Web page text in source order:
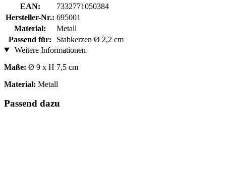
EAN:
7332771050384
Hersteller-Nr.: 695001
Material:
Metall
Passend für:
Stabkerzen Ø 2,2 cm
Weitere Informationen
Maße: Ø 9 x H 7,5 cm
Material: Metall
Passend dazu